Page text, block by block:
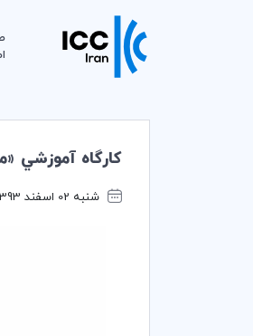
كارگاه آموزشي
شنبه 02 اسفند 1393